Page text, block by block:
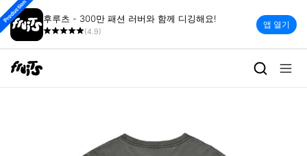
후루츠 - 300만 패션 러버와 함께 디깅해요!
(4.9)
앱 열기
Production